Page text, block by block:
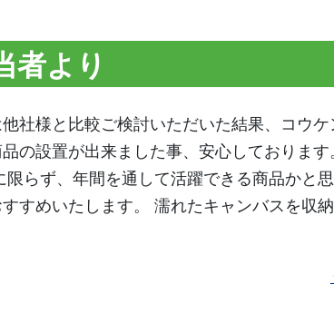
者より
社様と比較ご検討いただいた結果、コウ
の設置が出来ました事、安心しておりま
限らず、年間を通して活躍できる商品かと
すめいたします。 濡れたキャンバスを収